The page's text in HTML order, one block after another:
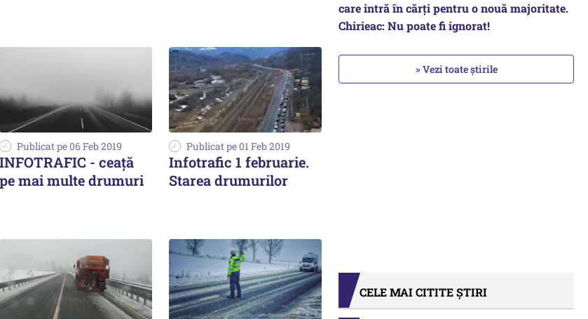
Publicat pe 06 Feb 2019
INFOTRAFIC - ceață
pe mai multe drumuri
Publicat pe 01 Feb 2019
Infotrafic 1 februarie.
Starea drumurilor
care intră în cărți pentru o nouă majoritate.
Chirieac: Nu poate fi ignorat!
» Vezi toate știrile
CELE MAI CITITE ȘTIRI